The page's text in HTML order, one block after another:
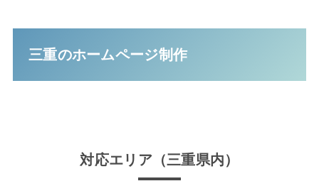
三重のホームページ制作
対応エリア（三重県内）